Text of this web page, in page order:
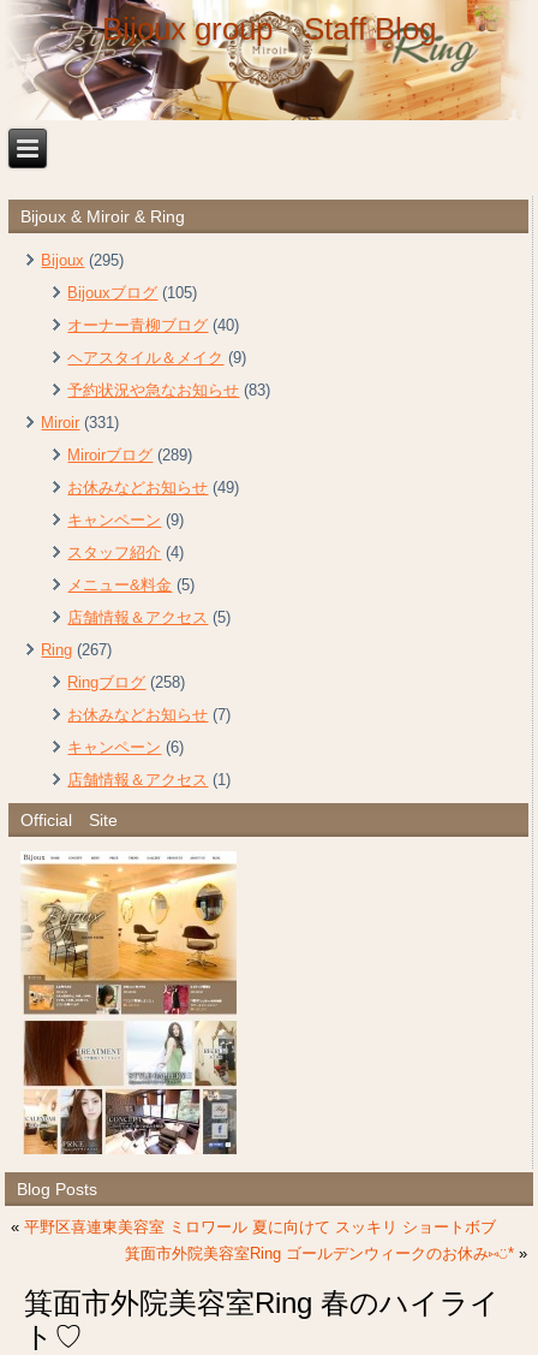
Bijoux group Staff Blog
Bijoux & Miroir & Ring
Bijoux (295)
Bijouxブログ (105)
オーナー青柳ブログ (40)
ヘアスタイル＆メイク (9)
予約状況や急なお知らせ (83)
Miroir (331)
Miroirブログ (289)
お休みなどお知らせ (49)
キャンペーン (9)
スタッフ紹介 (4)
メニュー&料金 (5)
店舗情報＆アクセス (5)
Ring (267)
Ringブログ (258)
お休みなどお知らせ (7)
キャンペーン (6)
店舗情報＆アクセス (1)
Official Site
Blog Posts
«平野区喜連東美容室 ミロワール 夏に向けて スッキリ ショートボブ
箕面市外院美容室Ring ゴールデンウィークのお休み⑅︎◡̈︎*»
箕面市外院美容室Ring 春のハイライ
ト♡